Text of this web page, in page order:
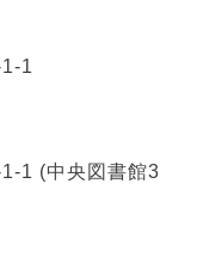
1
1 (中央図書館3